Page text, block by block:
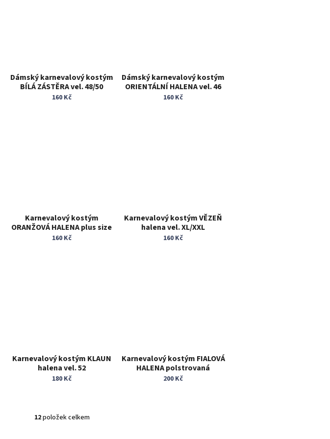
Dámský karnevalový kostým
BÍLÁ ZÁSTĚRA vel. 48/50
160 Kč
Dámský karnevalový kostým
ORIENTÁLNÍ HALENA vel. 46
160 Kč
Karnevalový kostým
ORANŽOVÁ HALENA plus size
160 Kč
Karnevalový kostým VĚZEŇ
halena vel. XL/XXL
160 Kč
Karnevalový kostým KLAUN
halena vel. 52
180 Kč
Karnevalový kostým FIALOVÁ
HALENA polstrovaná
univerzální velikost
200 Kč
O
12položek celkem